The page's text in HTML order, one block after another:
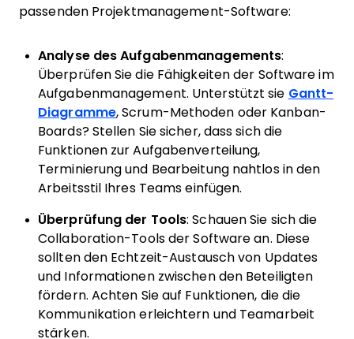
passenden Projektmanagement-Software:
Analyse des Aufgabenmanagements:
Überprüfen Sie die Fähigkeiten der Software im
Aufgabenmanagement. Unterstützt sie Gantt-
Diagramme, Scrum-Methoden oder Kanban-
Boards? Stellen Sie sicher, dass sich die
Funktionen zur Aufgabenverteilung,
Terminierung und Bearbeitung nahtlos in den
Arbeitsstil Ihres Teams einfügen.
Überprüfung der Tools: Schauen Sie sich die
Collaboration-Tools der Software an. Diese
sollten den Echtzeit-Austausch von Updates
und Informationen zwischen den Beteiligten
fördern. Achten Sie auf Funktionen, die die
Kommunikation erleichtern und Teamarbeit
stärken.